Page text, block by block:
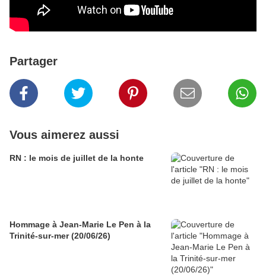
Partager
Vous aimerez aussi
RN : le mois de juillet de la honte
Hommage à Jean-Marie Le Pen à la
Trinité-sur-mer (20/06/26)